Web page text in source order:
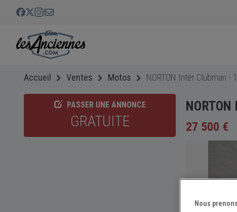
Accueil Ventes Motos NORTON Inter Clubman -
PASSER UNE ANNONCE
GRATUITE 27 500 €
Nous